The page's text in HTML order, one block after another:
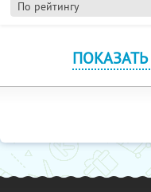
По рейтингу